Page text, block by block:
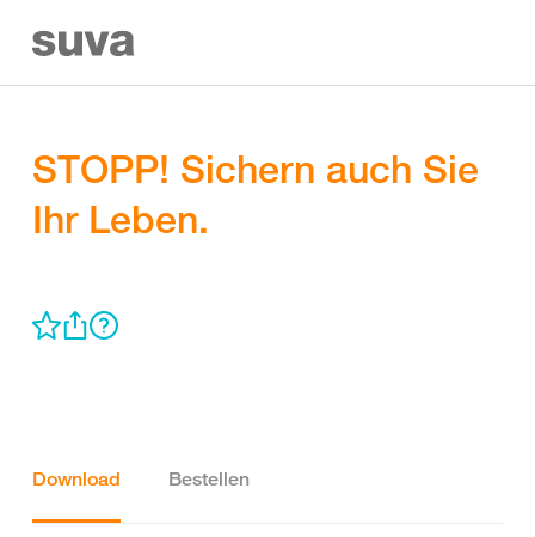
STOPP! Sichern auch Sie
Ihr Leben.
Download Bestellen